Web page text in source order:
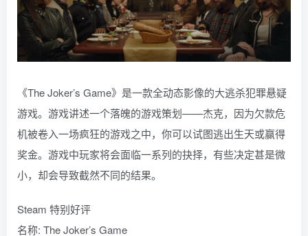
《The Joker’s Game》是一款全动态影像的大逃杀犯罪悬疑
游戏。游戏讲述一个落魄的游戏策划——杰克，因为欠款危
机被卷入一场疯狂的游戏之中，你可以试图逃出生天或赢得
奖金。游戏中玩家将会面临一系列的抉择，有些决定甚是微
小，却会导致截然不同的结果。
Steam 特别好评
名称: The Joker’s Game